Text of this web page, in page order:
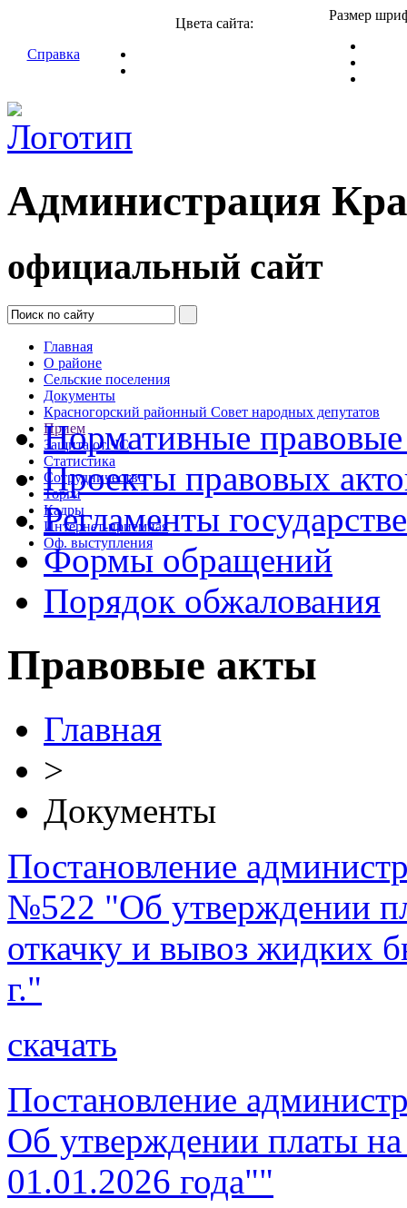
Справка
Цвета сайта:
Размер
Администрация
официальный сайт
Главная
О районе
Сельские поселения
Документы
Красногорский районный Совет народных депутатов
Прием
Защита от ЧС
Статистика
Сотрудничество
Торги
Кадры
Интернет-приемная
Оф. выступления
Нормативные
Проекты правовых
Регламенты
Формы обращений
Порядок обжалования
Правовые акты
Главная
>
Документы
Постановление
№522 "Об утверждении
откачку и вывоз жидких
г."
скачать
Постановление
Об утверждении платы
01.01.2026 года""